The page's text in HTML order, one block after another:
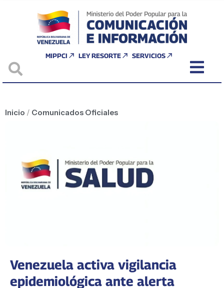
MIPPCI LEY RESORTE SERVICIOS
Inicio / Comunicados Oficiales
Venezuela activa vigilancia
epidemiológica ante alerta